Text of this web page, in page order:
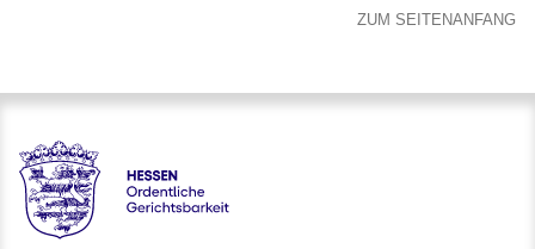
ZUM SEITENANFANG
Hessen - Ordentliche Gerichtsbarkeit Hessen